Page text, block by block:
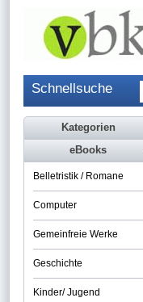
Schnellsuche
Kategorien
eBooks
Belletristik / Romane
Computer
Gemeinfreie Werke
Geschichte
Kinder/ Jugend